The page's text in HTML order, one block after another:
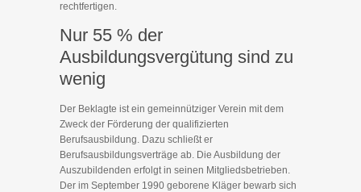
rechtfertigen.
Nur 55 % der
Ausbildungsvergütung sind zu
wenig
Der Beklagte ist ein gemeinnütziger Verein mit dem
Zweck der Förderung der qualifizierten
Berufsausbildung. Dazu schließt er
Berufsausbildungsverträge ab. Die Ausbildung der
Auszubildenden erfolgt in seinen Mitgliedsbetrieben.
Der im September 1990 geborene Kläger bewarb sich